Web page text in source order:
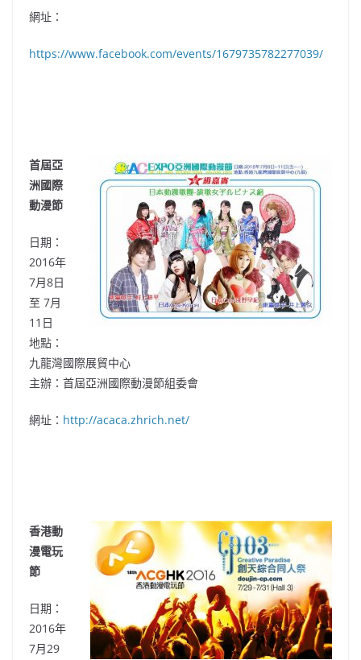
網址 ：
https://www.facebook.com/events/1679735782277039/
首屆亞
洲國際
動漫節
日期：
2016年
7月8日
至 7月
11日
地點：
九龍灣國際展貿中心
主辦：首屆亞洲國際動漫節組委會
網址： http://acaca.zhrich.net/
香港動
漫電玩
節
日期：
2016年
7月29